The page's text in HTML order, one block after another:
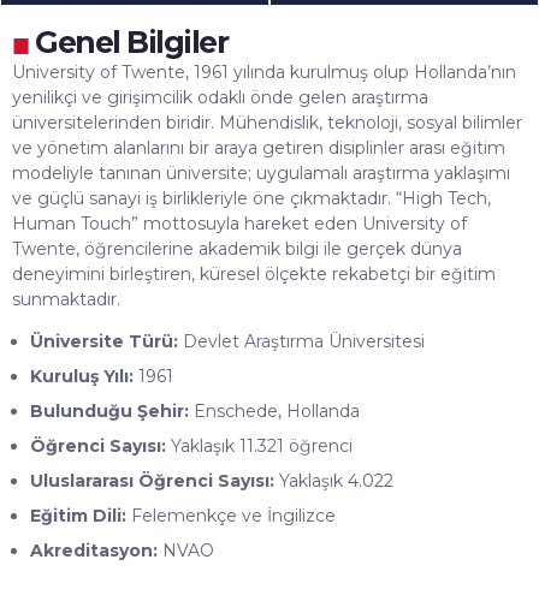
■Genel Bilgiler
University of Twente, 1961 yılında kurulmuş olup Hollanda’nın
yenilikçi ve girişimcilik odaklı önde gelen araştırma
üniversitelerinden biridir. Mühendislik, teknoloji, sosyal bilimler
ve yönetim alanlarını bir araya getiren disiplinler arası eğitim
modeliyle tanınan üniversite; uygulamalı araştırma yaklaşımı
ve güçlü sanayi iş birlikleriyle öne çıkmaktadır. “High Tech,
Human Touch” mottosuyla hareket eden University of
Twente, öğrencilerine akademik bilgi ile gerçek dünya
deneyimini birleştiren, küresel ölçekte rekabetçi bir eğitim
sunmaktadır.
Üniversite Türü: Devlet Araştırma Üniversitesi
Kuruluş Yılı: 1961
Bulunduğu Şehir: Enschede, Hollanda
Öğrenci Sayısı: Yaklaşık 11.321 öğrenci
Uluslararası Öğrenci Sayısı: Yaklaşık 4.022
Eğitim Dili: Felemenkçe ve İngilizce
Akreditasyon: NVAO
Girişimcilik
kültürü,